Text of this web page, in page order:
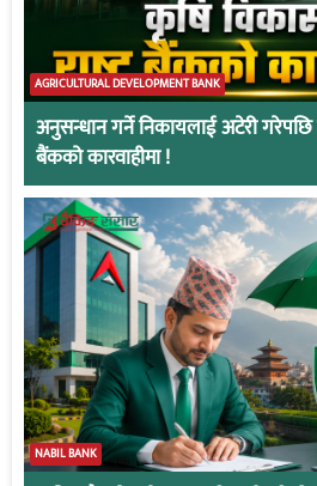
AGRICULTURAL DEVELOPMENT BANK
अनुसन्धान गर्ने निकायलाई अटेरी गरेपछि
बैंकको कारवाहीमा !
NABIL BANK